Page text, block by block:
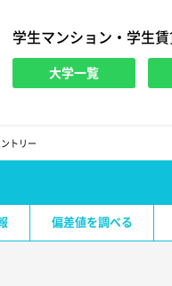
学生マンション・学生
大学一覧
トリー
偏差値を調べる